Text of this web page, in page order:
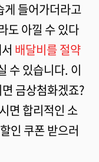
게 들어가더라고
도 아낄 수 있다
배달비를 절약
수 있습니다. 이
금상첨화겠죠?
면 합리적인 소
인 쿠폰 받으러